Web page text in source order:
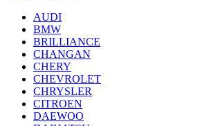
AUDI
BMW
BRILLIANCE
CHANGAN
CHERY
CHEVROLET
CHRYSLER
CITROEN
DAEWOO